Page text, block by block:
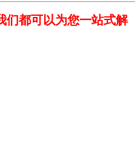
们都可以为您一站式解